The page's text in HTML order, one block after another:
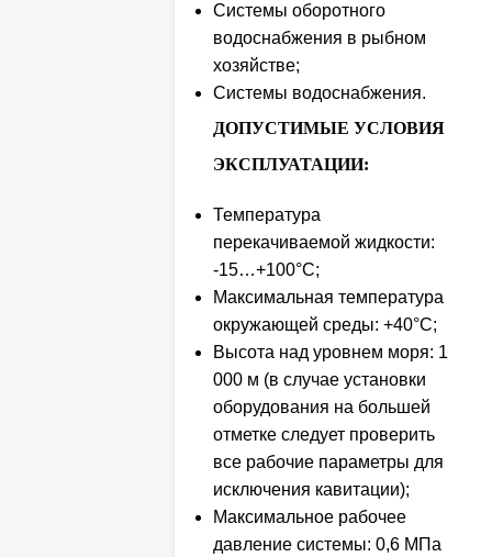
Системы оборотного
водоснабжения в рыбном
хозяйстве;
Системы водоснабжения.
ДОПУСТИМЫЕ УСЛОВИЯ
ЭКСПЛУАТАЦИИ:
Температура
перекачиваемой жидкости:
-15…+100°C;
Максимальная температура
окружающей среды: +40°C;
Высота над уровнем моря: 1
000 м (в случае установки
оборудования на большей
отметке следует проверить
все рабочие параметры для
исключения кавитации);
Максимальное рабочее
давление системы: 0,6 МПа